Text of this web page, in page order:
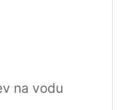
na vodu